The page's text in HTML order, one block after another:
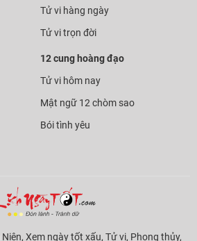
Tử vi hàng ngày
Tử vi trọn đời
12 cung hoàng đạo
Tử vi hôm nay
Mật ngữ 12 chòm sao
Bói tình yêu
Xem ngày tốt xấu, Tử vi, Phong thủy,